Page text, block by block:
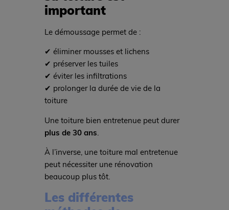
important
Le démoussage permet de :
✔ éliminer mousses et lichens
✔ préserver les tuiles
✔ éviter les infiltrations
✔ prolonger la durée de vie de la
toiture
Une toiture bien entretenue peut durer
plus de 30 ans
À l’inverse, une toiture mal entretenue
peut nécessiter une rénovation
beaucoup plus tôt.
Les différentes